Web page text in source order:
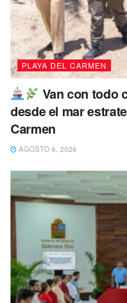
PLAYA DEL CARMEN
Van con todo
desde el mar
Carmen
AGOSTO 6, 2026